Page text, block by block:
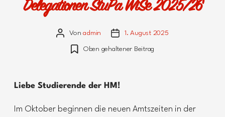
Delegationen StuPa WiSe 2025/26
Beitragsautor
Vonadmin Veröffentlichungsdatum
1. August 2025
Oben gehaltener Beitrag
Liebe Studierende der HM!
Im Oktober beginnen die neuen Amtszeiten in der